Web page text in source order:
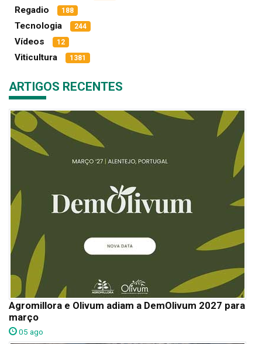
Regadio 188
Tecnologia 244
Vídeos 12
Viticultura 1381
ARTIGOS RECENTES
Agromillora e Olivum adiam a DemOlivum 2027 para
março
05 ago